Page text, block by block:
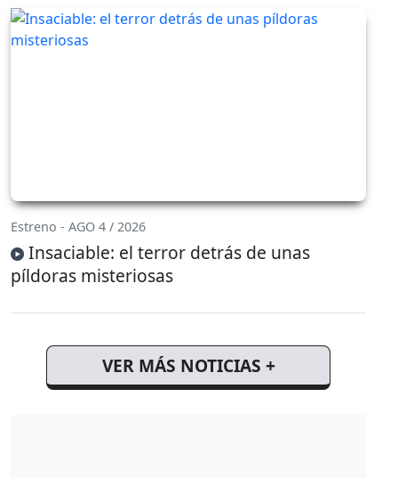
Estreno - AGO 4 / 2026
Insaciable: el terror detrás de unas
píldoras misteriosas
VER MÁS NOTICIAS +